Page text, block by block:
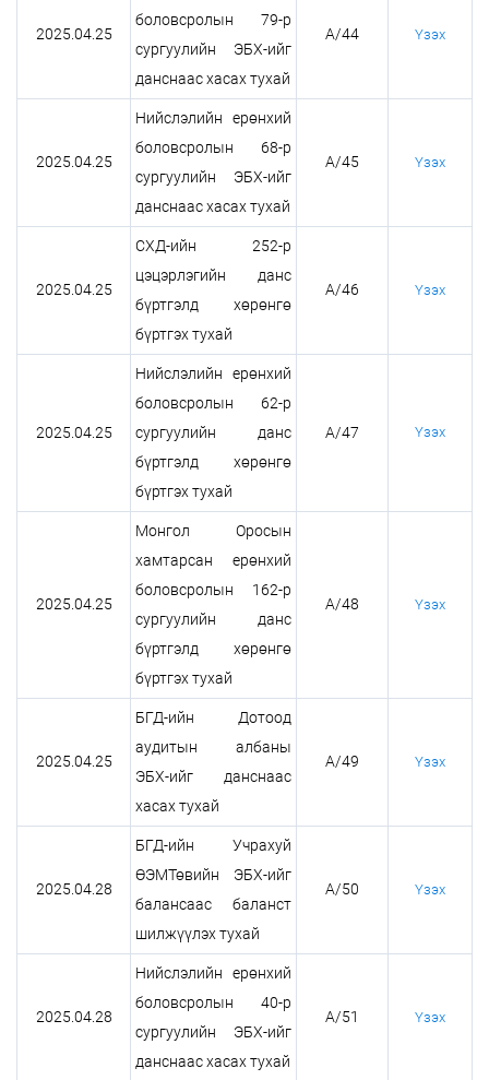
2025.04.25
боловсролын 79-р
сургуулийн ЭБХ-ийг
данснаас хасах тухай
А/44 Үзэх
2025.04.25
Нийслэлийн ерөнхий
боловсролын 68-р
сургуулийн ЭБХ-ийг
данснаас хасах тухай
А/45 Үзэх
2025.04.25
СХД-ийн 252-р
цэцэрлэгийн данс
бүртгэлд хөрөнгө
бүртгэх тухай
А/46 Үзэх
2025.04.25
Нийслэлийн ерөнхий
боловсролын 62-р
сургуулийн данс
бүртгэлд хөрөнгө
бүртгэх тухай
А/47 Үзэх
2025.04.25
Монгол Оросын
хамтарсан ерөнхий
боловсролын 162-р
сургуулийн данс
бүртгэлд хөрөнгө
бүртгэх тухай
А/48 Үзэх
2025.04.25
БГД-ийн Дотоод
аудитын албаны
ЭБХ-ийг данснаас
хасах тухай
А/49 Үзэх
2025.04.28
БГД-ийн Учрахуй
ӨЭМТөвийн ЭБХ-ийг
балансаас баланст
шилжүүлэх тухай
А/50 Үзэх
2025.04.28
Нийслэлийн ерөнхий
боловсролын 40-р
сургуулийн ЭБХ-ийг
данснаас хасах тухай
А/51 Үзэх